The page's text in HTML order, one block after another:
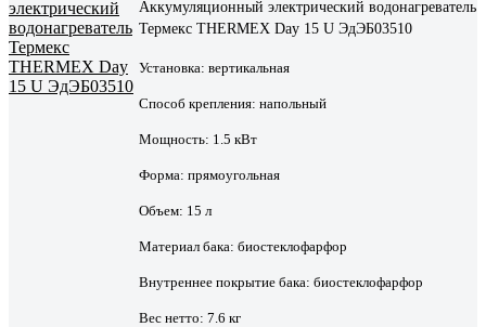
Аккумуляционный электрический водонагреватель
Термекс THERMEX Day 15 U ЭдЭБ03510
Установка: вертикальная
Способ крепления: напольный
Мощность: 1.5 кВт
Форма: прямоугольная
Объем: 15 л
Материал бака: биостеклофарфор
Внутреннее покрытие бака: биостеклофарфор
Вес нетто: 7.6 кг